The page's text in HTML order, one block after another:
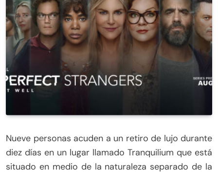
Nueve personas acuden a un retiro de lujo durante
diez días en un lugar llamado Tranquilium que está
situado en medio de la naturaleza separado de la